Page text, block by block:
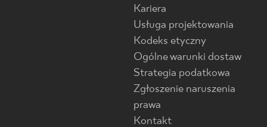
Kariera
Usługa projektowania
Kodeks etyczny
Ogólne warunki dostaw
Strategia podatkowa
Zgłoszenie naruszenia
prawa
Kontakt